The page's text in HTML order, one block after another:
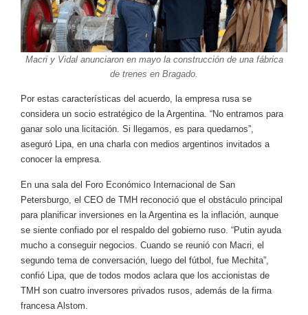
Macri y Vidal anunciaron en mayo la construcción de una fábrica
de trenes en Bragado.
Por estas características del acuerdo, la empresa rusa se
considera un socio estratégico de la Argentina. “No entramos para
ganar solo una licitación. Si llegamos, es para quedarnos”,
aseguró Lipa, en una charla con medios argentinos invitados a
conocer la empresa.
En una sala del Foro Económico Internacional de San
Petersburgo, el CEO de TMH reconoció que el obstáculo principal
para planificar inversiones en la Argentina es la inflación, aunque
se siente confiado por el respaldo del gobierno ruso. “Putin ayuda
mucho a conseguir negocios. Cuando se reunió con Macri, el
segundo tema de conversación, luego del fútbol, fue Mechita”,
confió Lipa, que de todos modos aclara que los accionistas de
TMH son cuatro inversores privados rusos, además de la firma
francesa Alstom.